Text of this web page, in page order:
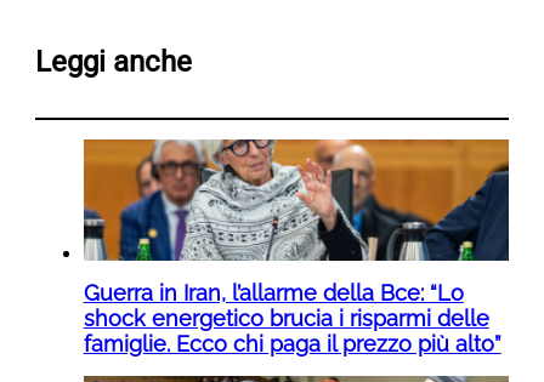
Leggi anche
Guerra in Iran, l’allarme della Bce: “Lo
shock energetico brucia i risparmi delle
famiglie. Ecco chi paga il prezzo più alto”